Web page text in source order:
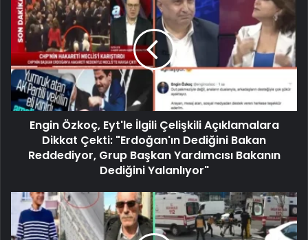
Engin Özkoç, Eyt'le İlgili Çelişkili Açıklamalara
Dikkat Çekti: "Erdoğan'ın Dediğini Bakan
Reddediyor, Grup Başkan Yardımcısı Bakanın
Dediğini Yalanlıyor"